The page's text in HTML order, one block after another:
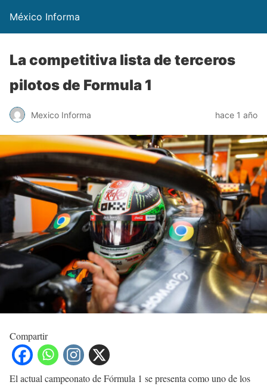
México Informa
La competitiva lista de terceros
pilotos de Formula 1
Mexico Informa hace 1 año
Compartir
El actual campeonato de Fórmula 1 se presenta como uno de los